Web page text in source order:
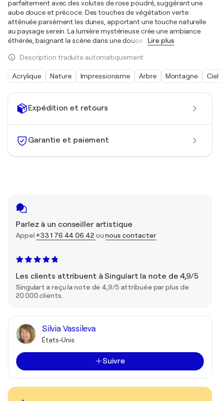
Expédition et retours
Garantie et paiement
Parlez à un conseiller artistique
Appel +33 1 76 44 06 42 ounous contacter
Les clients attribuent à Singulart la note de 4,9/5
Singulart a reçu la note de 4,9/5 attribuée par plus de
20 000 clients.
Silvia Vassileva
États-Unis
Suivre
parfaitement avec des volutes de rose poudré, suggérant une
aube douce et précoce. Des touches de végétation verte
atténuée parsèment les dunes, apportant une touche naturelle
au paysage serein. La lumière mystérieuse crée une ambiance
éthérée, baignant la scène dans une douce
Lire plus
Description traduite automatiquement.
Acrylique Nature Impressionisme Arbre Montagne Ciel